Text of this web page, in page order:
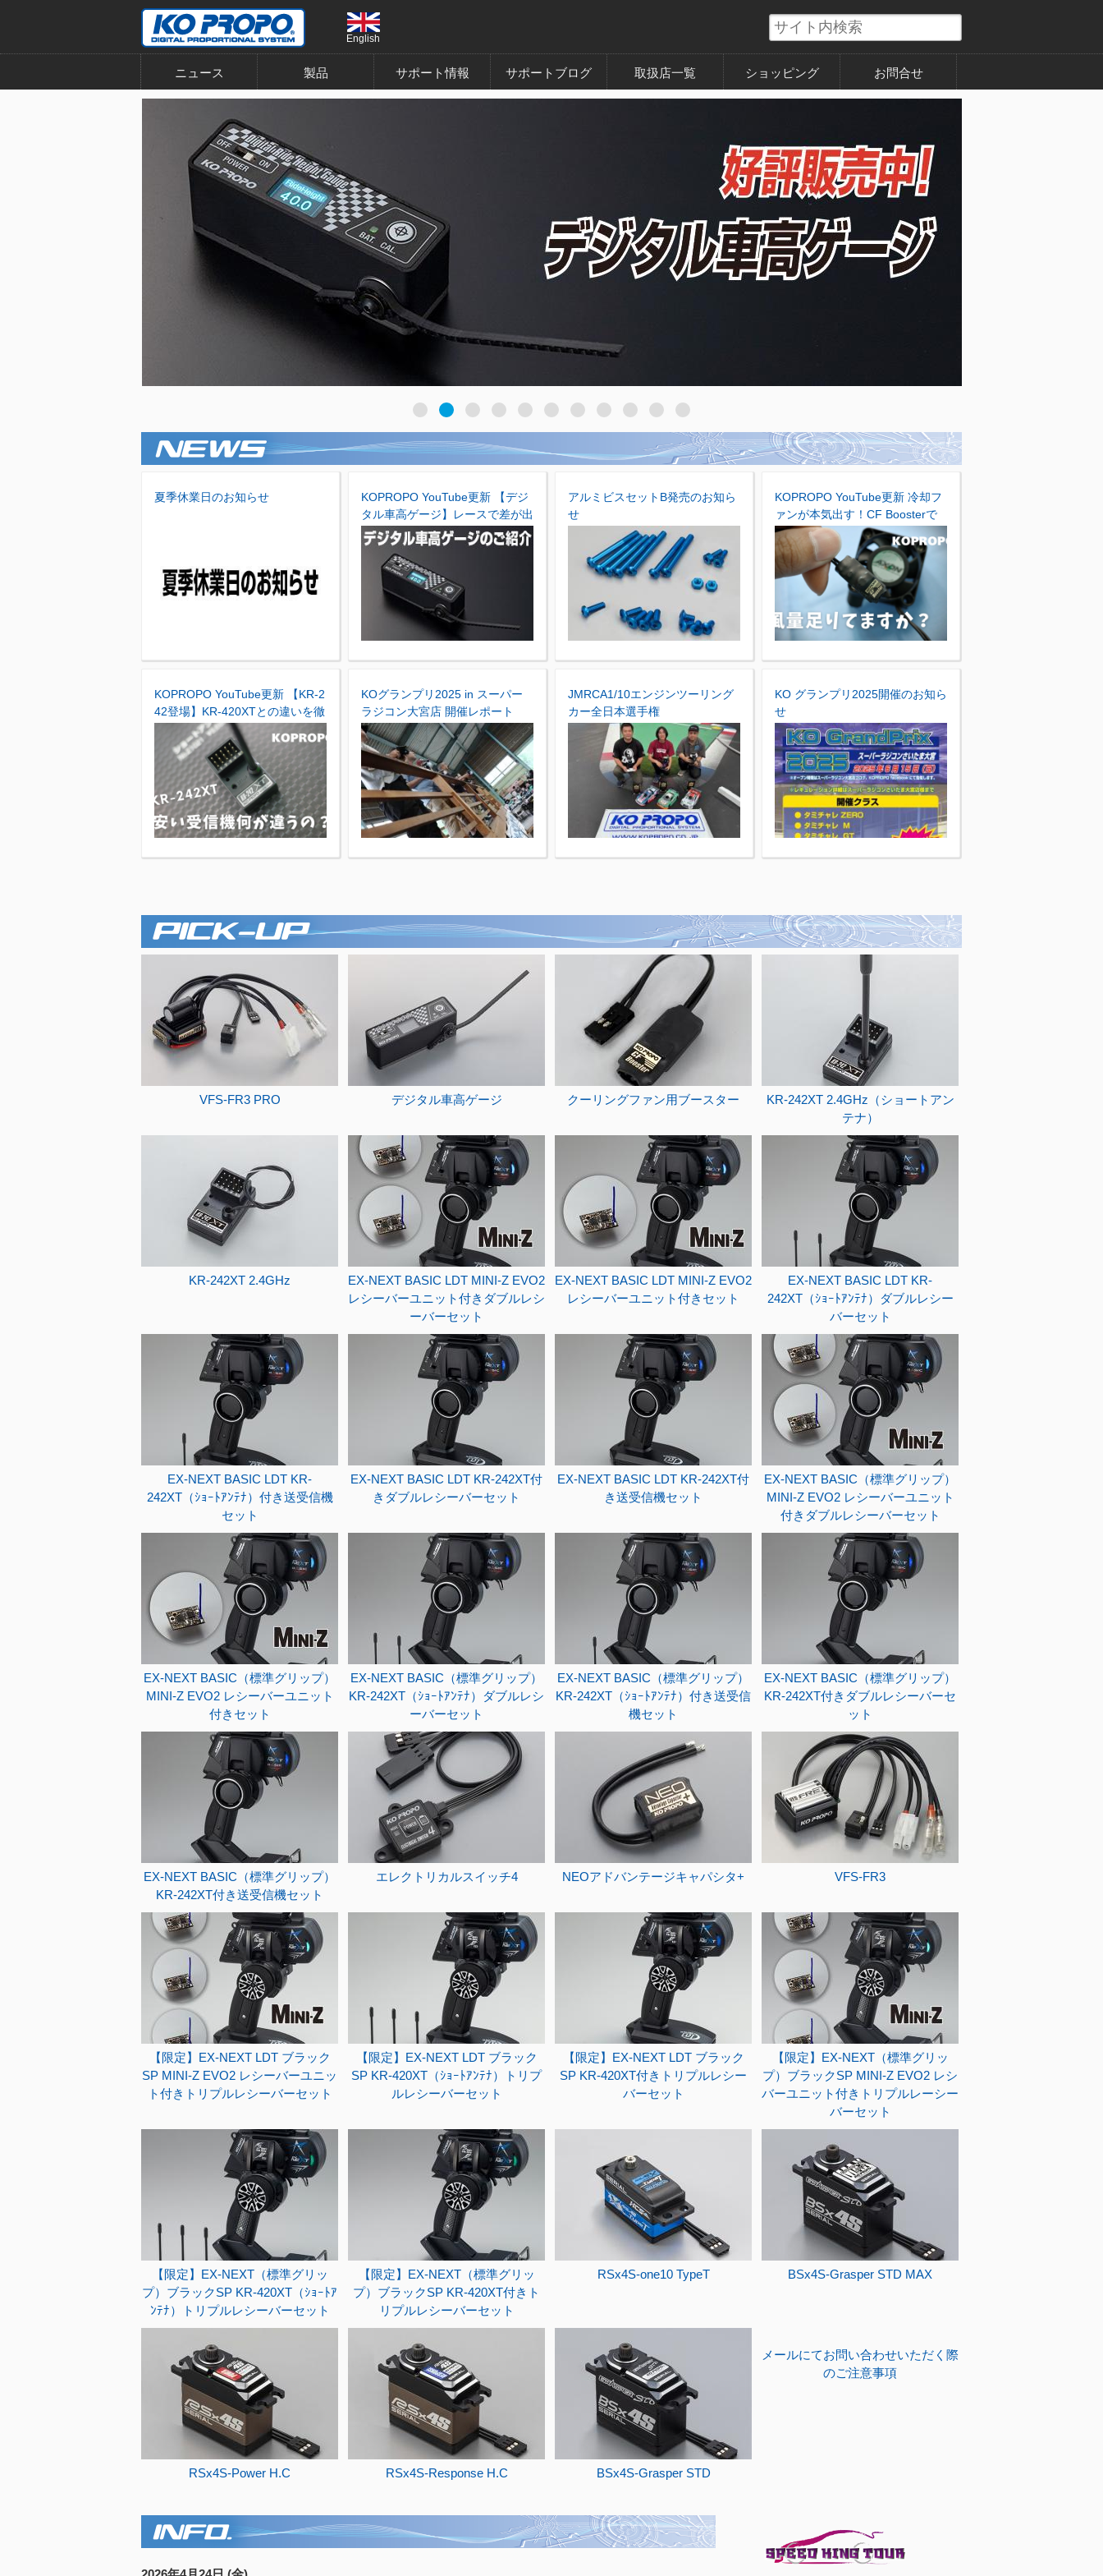
English
ニュース 製品 サポート情報 サポートブログ 取扱店一覧 ショッピング お問合せ
夏季休業日のお知らせ
KOPROPO YouTube更新 【デジ
タル車高ゲージ】レースで差が出
る！0.1mm精度の車高測定ツー
ル
アルミビスセットB発売のお知ら
せ
KOPROPO YouTube更新 冷却フ
ァンが本気出す！CF Boosterで
風圧強化
KOPROPO YouTube更新 【KR-2
42登場】KR-420XTとの違いを徹
底解説｜KO PROPO 新型受信機
KOグランプリ2025 in スーパー
ラジコン大宮店 開催レポート
JMRCA1/10エンジンツーリング
カー全日本選手権
KO グランプリ2025開催のお知ら
せ
VFS-FR3 PRO デジタル車高ゲージ クーリングファン用ブースター
KR-242XT 2.4GHz（ショートアン
テナ）
KR-242XT 2.4GHz
EX-NEXT BASIC LDT MINI-Z EVO2
レシーバーユニット付きダブルレシ
ーバーセット
EX-NEXT BASIC LDT MINI-Z EVO2
レシーバーユニット付きセット
EX-NEXT BASIC LDT KR-
242XT（ｼｮｰﾄｱﾝﾃﾅ）ダブルレシー
バーセット
EX-NEXT BASIC LDT KR-
242XT（ｼｮｰﾄｱﾝﾃﾅ）付き送受信機
セット
EX-NEXT BASIC LDT KR-242XT付
きダブルレシーバーセット
EX-NEXT BASIC LDT KR-242XT付
き送受信機セット
EX-NEXT BASIC（標準グリップ）
MINI-Z EVO2 レシーバーユニット
付きダブルレシーバーセット
EX-NEXT BASIC（標準グリップ）
MINI-Z EVO2 レシーバーユニット
付きセット
EX-NEXT BASIC（標準グリップ）
KR-242XT（ｼｮｰﾄｱﾝﾃﾅ）ダブルレシ
ーバーセット
EX-NEXT BASIC（標準グリップ）
KR-242XT（ｼｮｰﾄｱﾝﾃﾅ）付き送受信
機セット
EX-NEXT BASIC（標準グリップ）
KR-242XT付きダブルレシーバーセ
ット
EX-NEXT BASIC（標準グリップ）
KR-242XT付き送受信機セット
エレクトリカルスイッチ4 NEOアドバンテージキャパシタ+ VFS-FR3
【限定】EX-NEXT LDT ブラック
SP MINI-Z EVO2 レシーバーユニッ
ト付きトリプルレシーバーセット
【限定】EX-NEXT LDT ブラック
SP KR-420XT（ｼｮｰﾄｱﾝﾃﾅ）トリプ
ルレシーバーセット
【限定】EX-NEXT LDT ブラック
SP KR-420XT付きトリプルレシー
バーセット
【限定】EX-NEXT（標準グリッ
プ）ブラックSP MINI-Z EVO2 レシ
バーユニット付きトリプルレーシー
バーセット
【限定】EX-NEXT（標準グリッ
プ）ブラックSP KR-420XT（ｼｮｰﾄｱ
ﾝﾃﾅ）トリプルレシーバーセット
【限定】EX-NEXT（標準グリッ
プ）ブラックSP KR-420XT付きト
リプルレシーバーセット
RSx4S-one10 TypeT BSx4S-Grasper STD MAX
RSx4S-Power H.C RSx4S-Response H.C BSx4S-Grasper STD
メールにてお問い合わせいただく際
のご注意事項